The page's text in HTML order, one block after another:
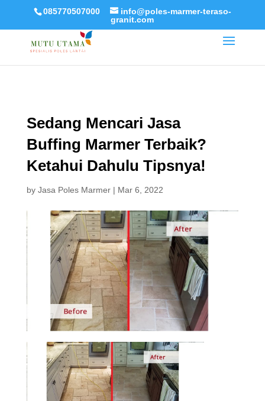
085770507000
info@poles-marmer-teraso-
granit.com
Sedang Mencari Jasa
Buffing Marmer Terbaik?
Ketahui Dahulu Tipsnya!
by Jasa Poles Marmer| Mar 6, 2022